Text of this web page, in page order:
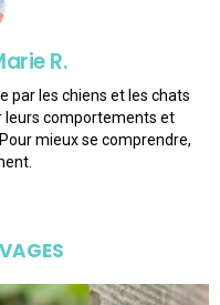
R.
par les chiens et les chats
leurs comportements et
mieux se comprendre,